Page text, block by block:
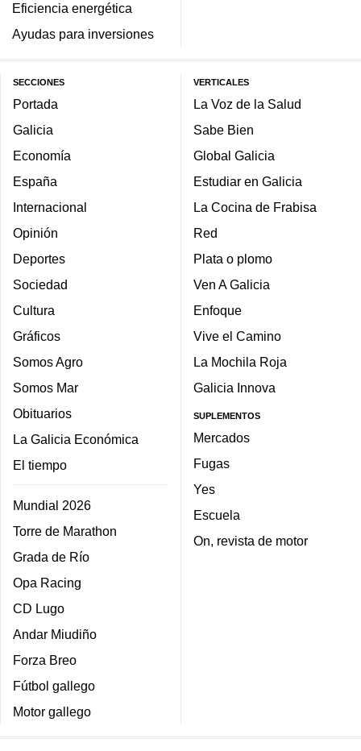
Eficiencia energética
Ayudas para inversiones
SECCIONES
Portada
Galicia
Economía
España
Internacional
Opinión
Deportes
Sociedad
Cultura
Gráficos
Somos Agro
Somos Mar
Obituarios
La Galicia Económica
El tiempo
Mundial 2026
Torre de Marathon
Grada de Río
Opa Racing
CD Lugo
Andar Miudiño
Forza Breo
Fútbol gallego
Motor gallego
VERTICALES
La Voz de la Salud
Sabe Bien
Global Galicia
Estudiar en Galicia
La Cocina de Frabisa
Red
Plata o plomo
Ven A Galicia
Enfoque
Vive el Camino
La Mochila Roja
Galicia Innova
SUPLEMENTOS
Mercados
Fugas
Yes
Escuela
On, revista de motor